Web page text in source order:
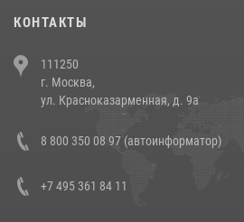
напавших на бригаду скорой помощи
14 июля 2026, 12:20
В Росгвардии прошла военно-научная
боевого опыта
КОНТАКТЫ
111250
г. Москва,
ул. Красноказарменная, д. 9а
8 800 350 08 97 (автоинформатор)
+7 495 361 84 11